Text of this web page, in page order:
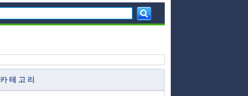
카 테 고 리